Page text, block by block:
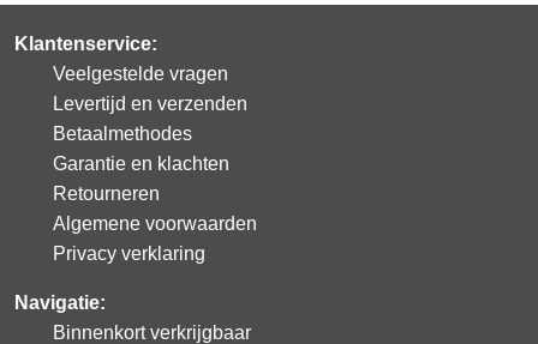
Klantenservice:
Veelgestelde vragen
Levertijd en verzenden
Betaalmethodes
Garantie en klachten
Retourneren
Algemene voorwaarden
Privacy verklaring
Navigatie:
Binnenkort verkrijgbaar